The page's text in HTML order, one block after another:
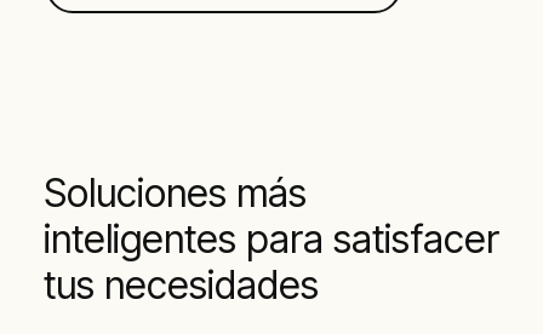
Soluciones más
inteligentes para satisfacer
tus necesidades